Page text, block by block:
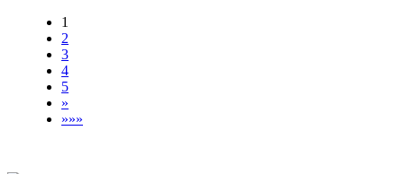
1
2
3
4
5
»
»»»